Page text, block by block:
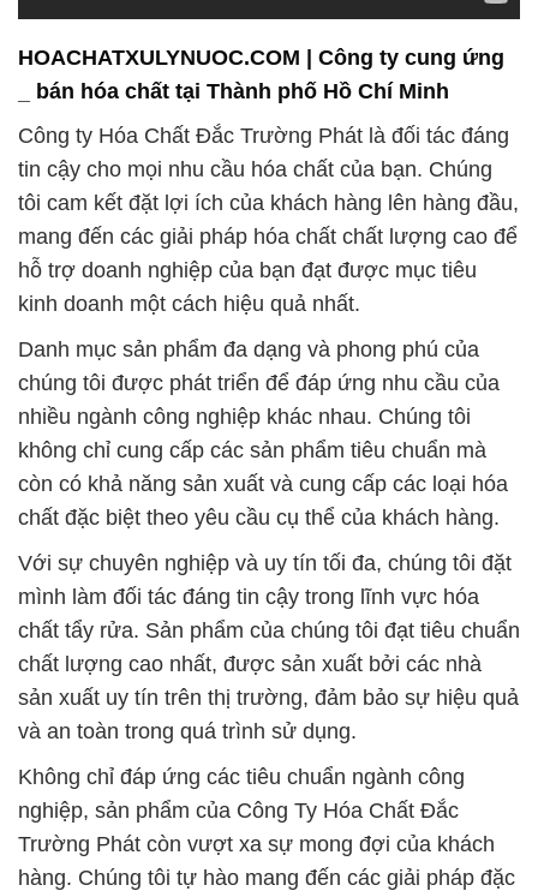
HOACHATXULYNUOC.COM | Công ty cung ứng
_ bán hóa chất tại Thành phố Hồ Chí Minh
Công ty Hóa Chất Đắc Trường Phát là đối tác đáng
tin cậy cho mọi nhu cầu hóa chất của bạn. Chúng
tôi cam kết đặt lợi ích của khách hàng lên hàng đầu,
mang đến các giải pháp hóa chất chất lượng cao để
hỗ trợ doanh nghiệp của bạn đạt được mục tiêu
kinh doanh một cách hiệu quả nhất.
Danh mục sản phẩm đa dạng và phong phú của
chúng tôi được phát triển để đáp ứng nhu cầu của
nhiều ngành công nghiệp khác nhau. Chúng tôi
không chỉ cung cấp các sản phẩm tiêu chuẩn mà
còn có khả năng sản xuất và cung cấp các loại hóa
chất đặc biệt theo yêu cầu cụ thể của khách hàng.
Với sự chuyên nghiệp và uy tín tối đa, chúng tôi đặt
mình làm đối tác đáng tin cậy trong lĩnh vực hóa
chất tẩy rửa. Sản phẩm của chúng tôi đạt tiêu chuẩn
chất lượng cao nhất, được sản xuất bởi các nhà
sản xuất uy tín trên thị trường, đảm bảo sự hiệu quả
và an toàn trong quá trình sử dụng.
Không chỉ đáp ứng các tiêu chuẩn ngành công
nghiệp, sản phẩm của Công Ty Hóa Chất Đắc
Trường Phát còn vượt xa sự mong đợi của khách
hàng. Chúng tôi tự hào mang đến các giải pháp đặc